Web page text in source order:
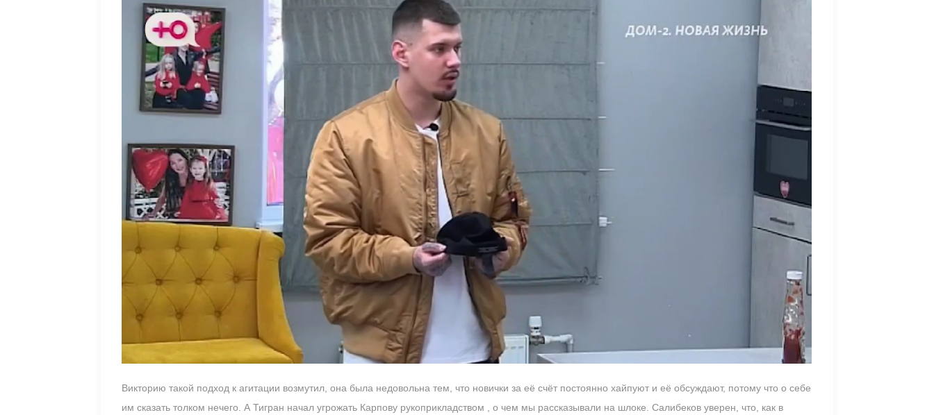
Викторию такой подход к агитации возмутил, она была недовольна тем, что новички за её счёт постоянно хайпуют и её обсуждают, потому что о себе
им сказать толком нечего. А Тигран начал угрожать Карпову рукоприкладством , о чем мы рассказывали на шлоке. Салибеков уверен, что, как в